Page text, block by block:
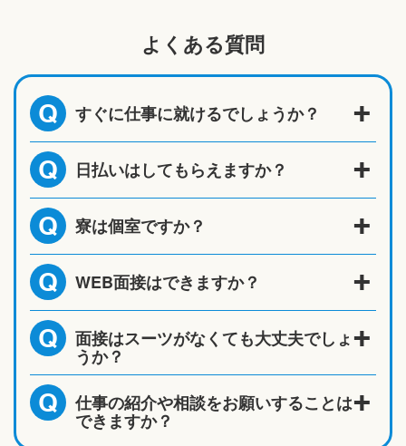
よくある質問
Q すぐに仕事に就けるでしょうか？
Q 日払いはしてもらえますか？
Q 寮は個室ですか？
Q WEB面接はできますか？
Q 面接はスーツがなくても大丈夫でしょ
うか？
Q 仕事の紹介や相談をお願いすることは
できますか？